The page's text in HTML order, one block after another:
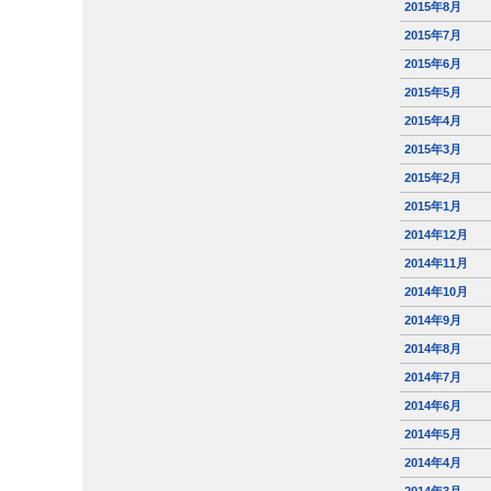
2015年8月
2015年7月
2015年6月
2015年5月
2015年4月
2015年3月
2015年2月
2015年1月
2014年12月
2014年11月
2014年10月
2014年9月
2014年8月
2014年7月
2014年6月
2014年5月
2014年4月